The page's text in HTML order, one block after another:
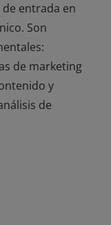
entrada en
Son
de marketing
y
de
han
entrada en